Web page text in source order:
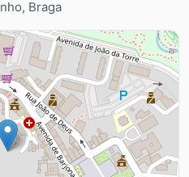
Braga